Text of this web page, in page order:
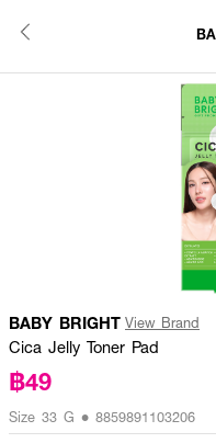
BABY BRIGHT View Brand
Cica Jelly Toner Pad
฿49
Size 33 G • 8859891103206